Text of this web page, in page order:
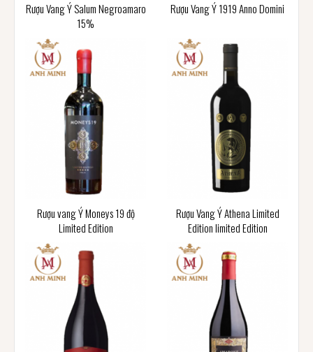
Rượu Vang Ý Salum Negroamaro
15%
Rượu Vang Ý 1919 Anno Domini
Rượu vang Ý Moneys 19 độ
Limited Edition
Rượu Vang Ý Athena Limited
Edition limited Edition